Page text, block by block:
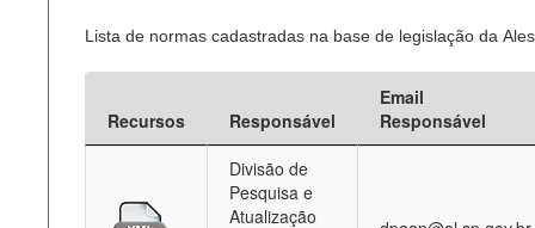
Lista de normas cadastradas na base de legislação da
Recursos Responsável
Email
Responsável
Divisão de
Pesquisa e
Atualização